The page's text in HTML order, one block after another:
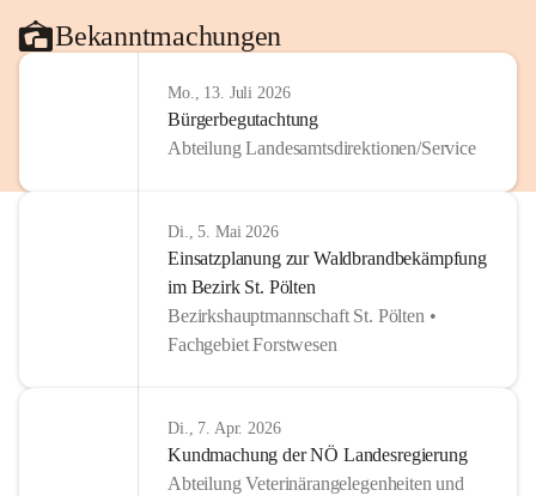
Bekanntmachungen
Mo., 13. Juli 2026
Bürgerbegutachtung
Abteilung Landesamtsdirektionen/Service
Di., 5. Mai 2026
Einsatzplanung zur Waldbrandbekämpfung
im Bezirk St. Pölten
Bezirkshauptmannschaft St. Pölten •
Fachgebiet Forstwesen
Di., 7. Apr. 2026
Kundmachung der NÖ Landesregierung
Abteilung Veterinärangelegenheiten und